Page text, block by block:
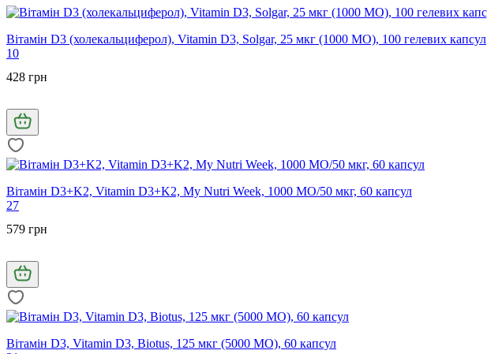
Вітамін D3 (холекальциферол), Vitamin D3, Solgar, 25 мкг (1000 МО), 100 гелевих капсул
10
428 грн
Вітамін D3+K2, Vitamin D3+K2, My Nutri Week, 1000 МО/50 мкг, 60 капсул
27
579 грн
Вітамін D3, Vitamin D3, Biotus, 125 мкг (5000 МО), 60 капсул